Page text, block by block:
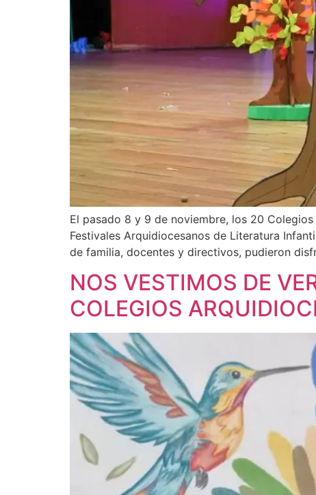
El pasado 8 y 9 de noviembre, los 20
Festivales Arquidiocesanos de Literatura
de familia, docentes y directivos, pudieron
NOS VESTIMOS DE
COLEGIOS